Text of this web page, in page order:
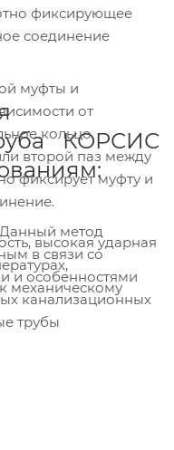
фиксирующее
соединение
муфты и
от
кольцо
второй паз между
фиксирует муфту и
метод
в связи со
и особенностями
канализационных
трубы
встык в местах
КОРСИС
высокая ударная
механическому
применяется метод